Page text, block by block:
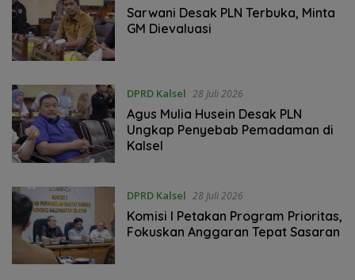
‎Sarwani Desak PLN Terbuka, Minta
GM Dievaluasi
DPRD Kalsel 28 Juli 2026
Agus Mulia Husein Desak PLN
Ungkap Penyebab Pemadaman di
Kalsel
DPRD Kalsel 28 Juli 2026
Komisi I Petakan Program Prioritas,
Fokuskan Anggaran Tepat Sasaran